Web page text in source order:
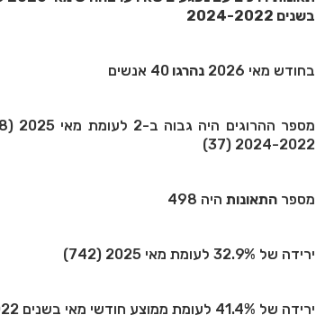
בשנים 2024-2022
בחודש מאי 2026 נהרגו 40 אנשים
2024-2022 (37)
מספר התאונות היה 498
ירידה של 32.9% לעומת מאי 2025 (742)
ירידה של 41.4% לעומת ממוצע חודשי מאי בשנים 2024-2022 (850).